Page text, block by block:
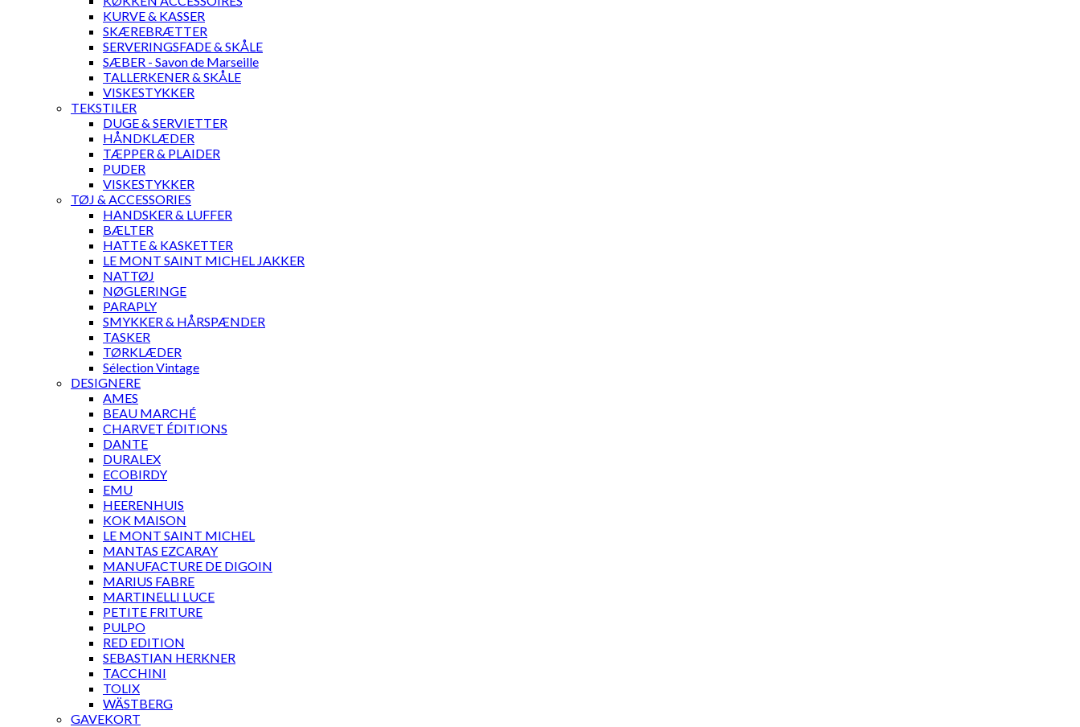
KURVE & KASSER
SKÆREBRÆTTER
SERVERINGSFADE & SKÅLE
SÆBER - Savon de Marseille
TALLERKENER & SKÅLE
VISKESTYKKER
TEKSTILER
DUGE & SERVIETTER
HÅNDKLÆDER
TÆPPER & PLAIDER
PUDER
VISKESTYKKER
TØJ & ACCESSORIES
HANDSKER & LUFFER
BÆLTER
HATTE & KASKETTER
LE MONT SAINT MICHEL JAKKER
NATTØJ
NØGLERINGE
PARAPLY
SMYKKER & HÅRSPÆNDER
TASKER
TØRKLÆDER
Sélection Vintage
DESIGNERE
AMES
BEAU MARCHÉ
CHARVET ÉDITIONS
DANTE
DURALEX
ECOBIRDY
EMU
HEERENHUIS
KOK MAISON
LE MONT SAINT MICHEL
MANTAS EZCARAY
MANUFACTURE DE DIGOIN
MARIUS FABRE
MARTINELLI LUCE
PETITE FRITURE
PULPO
RED EDITION
SEBASTIAN HERKNER
TACCHINI
TOLIX
WÄSTBERG
GAVEKORT